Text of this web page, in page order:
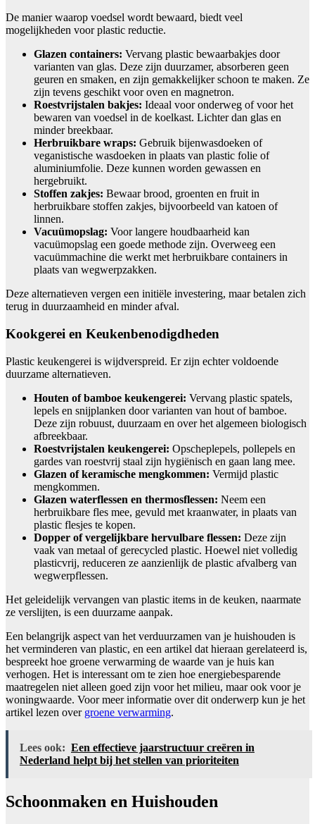
De manier waarop voedsel wordt bewaard, biedt veel
mogelijkheden voor plastic reductie.
Glazen containers: Vervang plastic bewaarbakjes door
varianten van glas. Deze zijn duurzamer, absorberen geen
geuren en smaken, en zijn gemakkelijker schoon te maken. Ze
zijn tevens geschikt voor oven en magnetron.
Roestvrijstalen bakjes: Ideaal voor onderweg of voor het
bewaren van voedsel in de koelkast. Lichter dan glas en
minder breekbaar.
Herbruikbare wraps: Gebruik bijenwasdoeken of
veganistische wasdoeken in plaats van plastic folie of
aluminiumfolie. Deze kunnen worden gewassen en
hergebruikt.
Stoffen zakjes: Bewaar brood, groenten en fruit in
herbruikbare stoffen zakjes, bijvoorbeeld van katoen of
linnen.
Vacuümopslag: Voor langere houdbaarheid kan
vacuümopslag een goede methode zijn. Overweeg een
vacuümmachine die werkt met herbruikbare containers in
plaats van wegwerpzakken.
Deze alternatieven vergen een initiële investering, maar betalen zich
terug in duurzaamheid en minder afval.
Kookgerei en Keukenbenodigdheden
Plastic keukengerei is wijdverspreid. Er zijn echter voldoende
duurzame alternatieven.
Houten of bamboe keukengerei: Vervang plastic spatels,
lepels en snijplanken door varianten van hout of bamboe.
Deze zijn robuust, duurzaam en over het algemeen biologisch
afbreekbaar.
Roestvrijstalen keukengerei: Opscheplepels, pollepels en
gardes van roestvrij staal zijn hygiënisch en gaan lang mee.
Glazen of keramische mengkommen: Vermijd plastic
mengkommen.
Glazen waterflessen en thermosflessen: Neem een
herbruikbare fles mee, gevuld met kraanwater, in plaats van
plastic flesjes te kopen.
Dopper of vergelijkbare hervulbare flessen: Deze zijn
vaak van metaal of gerecycled plastic. Hoewel niet volledig
plasticvrij, reduceren ze aanzienlijk de plastic afvalberg van
wegwerpflessen.
Het geleidelijk vervangen van plastic items in de keuken, naarmate
ze verslijten, is een duurzame aanpak.
Een belangrijk aspect van het verduurzamen van je huishouden is
het verminderen van plastic, en een artikel dat hieraan gerelateerd is,
bespreekt hoe groene verwarming de waarde van je huis kan
verhogen. Het is interessant om te zien hoe energiebesparende
maatregelen niet alleen goed zijn voor het milieu, maar ook voor je
woningwaarde. Voor meer informatie over dit onderwerp kun je het
artikel lezen over groene verwarming.
Lees ook: Een effectieve jaarstructuur creëren in
Nederland helpt bij het stellen van prioriteiten
Schoonmaken en Huishouden